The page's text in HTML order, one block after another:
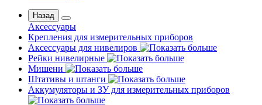
Назад
Аксессуары
Крепления для измерительных приборов
Аксессуары для нивелиров
Рейки нивелирные
Мишени
Штативы и штанги
Аккумуляторы и ЗУ для измерительных приборов